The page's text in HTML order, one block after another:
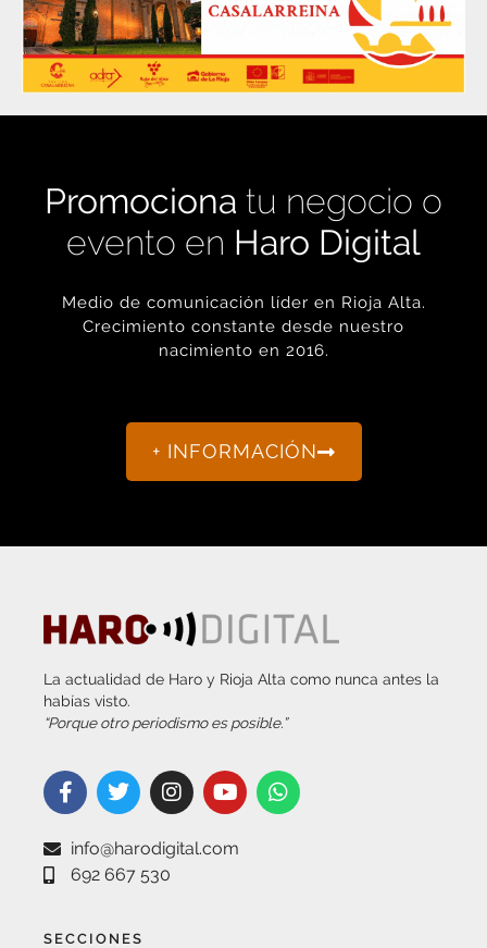
Promociona tu negocio o
evento en Haro Digital
Medio de comunicación líder en Rioja Alta.
Crecimiento constante desde nuestro
nacimiento en 2016.
+ INFORMACIÓN
La actualidad de Haro y Rioja Alta como nunca antes la
habías visto.
“Porque otro periodismo es posible.”
info@harodigital.com
692 667 530
SECCIONES